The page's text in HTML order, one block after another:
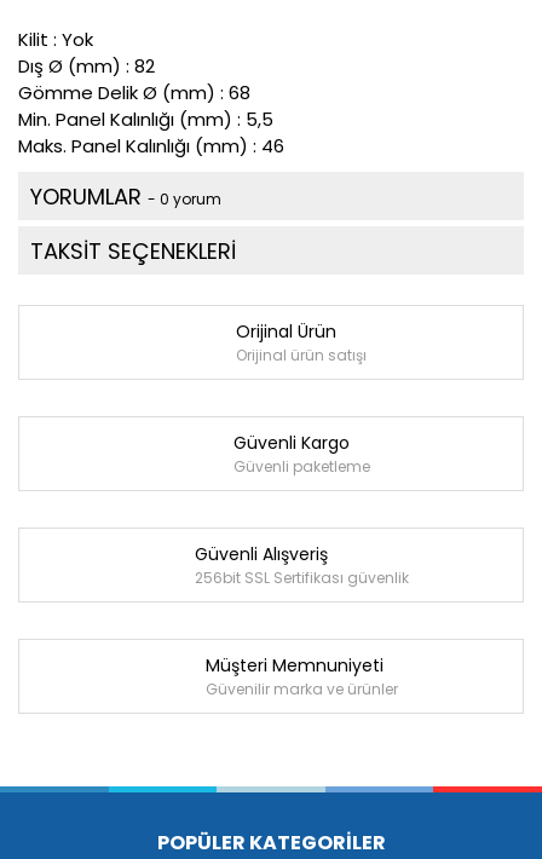
Kilit : Yok
Dış Ø (mm) : 82
Gömme Delik Ø (mm) : 68
Min. Panel Kalınlığı (mm) : 5,5
Maks. Panel Kalınlığı (mm) : 46
YORUMLAR - 0 yorum
TAKSİT SEÇENEKLERİ
Orijinal Ürün
Orijinal ürün satışı
Güvenli Kargo
Güvenli paketleme
Güvenli Alışveriş
256bit SSL Sertifikası güvenlik
Müşteri Memnuniyeti
Güvenilir marka ve ürünler
POPÜLER KATEGORİLER